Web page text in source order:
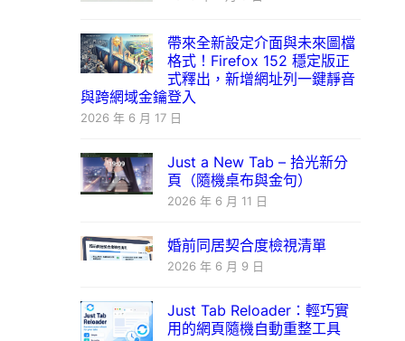
帶來全新設定介面與未來圖檔
格式！Firefox 152 穩定版正
式釋出，新增網址列一鍵靜音
與跨網域金鑰登入
2026 年 6 月 17 日
Just a New Tab – 拾光新分
頁（隨機桌布與金句）
2026 年 6 月 11 日
婚前同居契合度檢視清單
2026 年 6 月 9 日
Just Tab Reloader：輕巧實
用的網頁隨機自動重整工具